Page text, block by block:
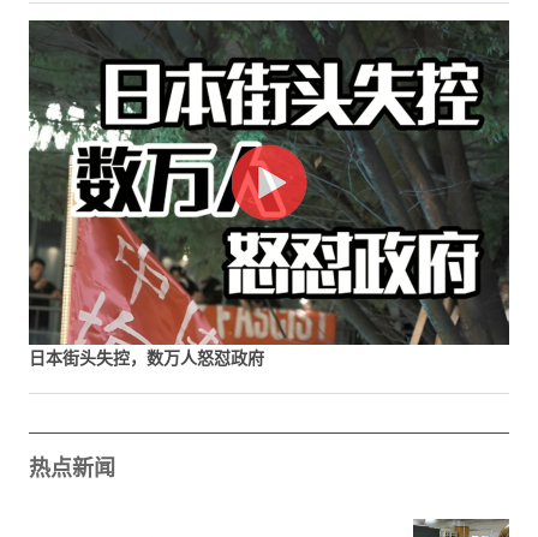
日本街头失控，数万人怒怼政府
热点新闻